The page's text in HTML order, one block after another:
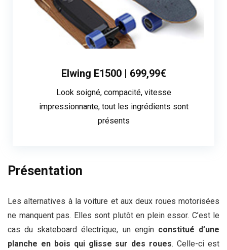
Elwing E1500 | 699,99€
Look soigné, compacité, vitesse
impressionnante, tout les ingrédients sont
présents
Présentation
Les alternatives à la voiture et aux deux roues motorisées
ne manquent pas. Elles sont plutôt en plein essor. C’est le
cas du skateboard électrique, un engin constitué d’une
planche en bois qui glisse sur des roues. Celle-ci est